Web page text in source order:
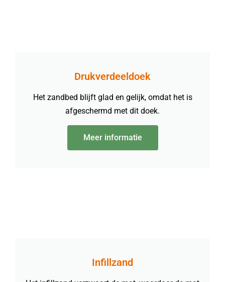
Drukverdeeldoek
Het zandbed blijft glad en gelijk, omdat het is
afgeschermd met dit doek.
Meer informatie
Infillzand